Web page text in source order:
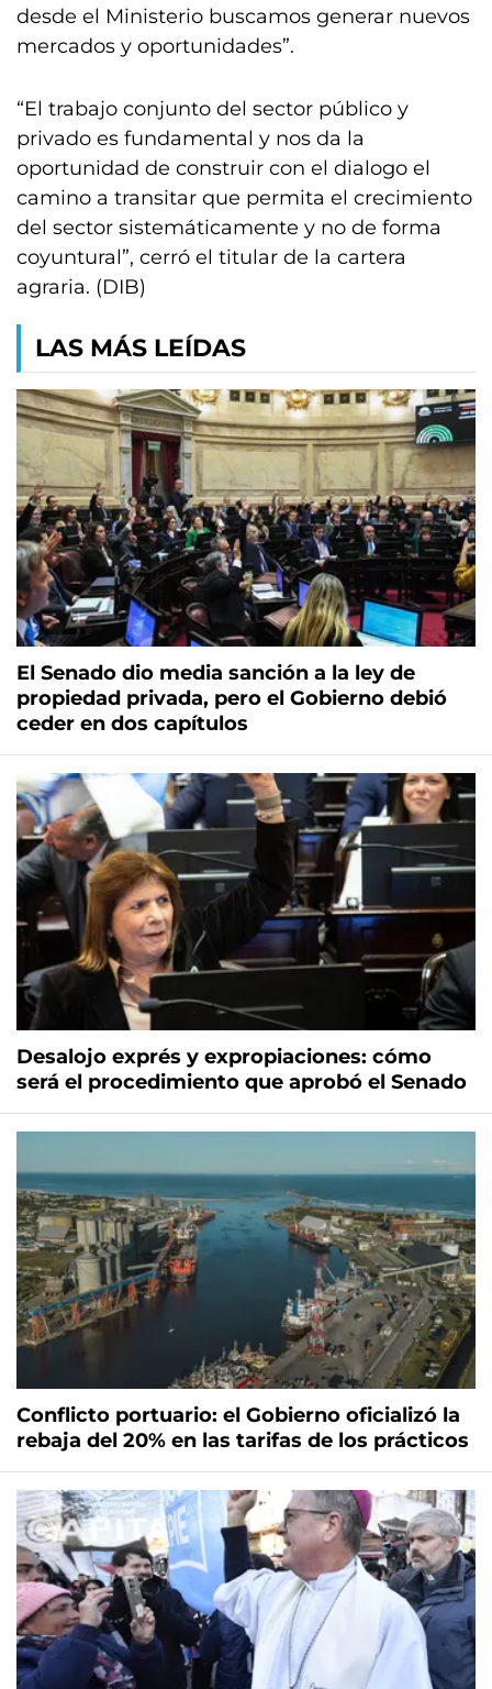
desde el Ministerio buscamos generar nuevos
mercados y oportunidades”.
“El trabajo conjunto del sector público y
privado es fundamental y nos da la
oportunidad de construir con el dialogo el
camino a transitar que permita el crecimiento
del sector sistemáticamente y no de forma
coyuntural”, cerró el titular de la cartera
agraria. (DIB)
LAS MÁS LEÍDAS
El Senado dio media sanción a la ley de
propiedad privada, pero el Gobierno debió
ceder en dos capítulos
Desalojo exprés y expropiaciones: cómo
será el procedimiento que aprobó el Senado
Conflicto portuario: el Gobierno oficializó la
rebaja del 20% en las tarifas de los prácticos